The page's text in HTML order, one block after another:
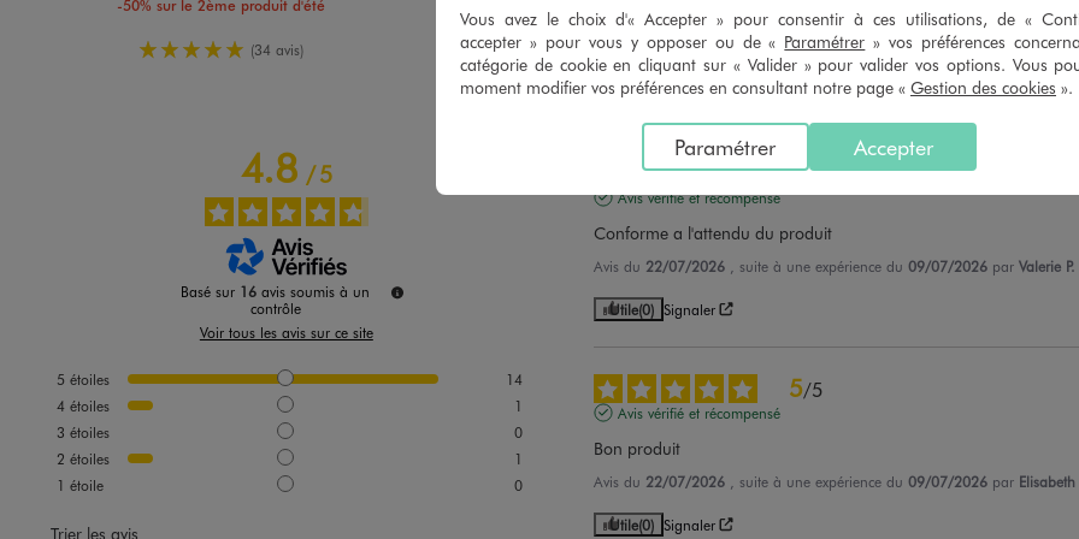
-50% sur le 2ème produit d'été
5/5 de moyenne
(34 avis)
5/5 de moyenne
(42 avis)
5/5 de (7
4.8/5
Basé sur 16 avis soumis à un
contrôle
Voir tous les avis sur ce site
5 étoiles
14
4 étoiles
1
3 étoiles
0
2 étoiles
1
1 étoile 0
Trier les avis
5/5
Avis vérifié et récompensé
Conforme a l'attendu du produit
Avis du 22/07/2026 , suite à une expérience du 09/07/2026 par Valerie P.
Utile(0) Signaler
5/5
Avis vérifié et récompensé
Bon produit
Avis du 22/07/2026 , suite à une expérience du 09/07/2026 par Elisabeth
Utile(0) Signaler
Vous avez le choix d'« Accepter » pour consentir à ces utilisations, de «
accepter » pour vous y opposer ou de « Paramétrer » vos préférences
catégorie de cookie en cliquant sur « Valider » pour valider vos options. Vous
moment modifier vos préférences en consultant notre page « Gestion des cookies ».
Accepter
Paramétrer